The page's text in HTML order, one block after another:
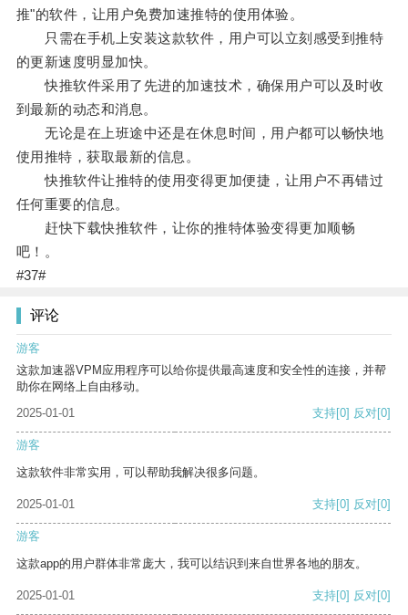
推"的软件，让用户免费加速推特的使用体验。
只需在手机上安装这款软件，用户可以立刻感受到推特
的更新速度明显加快。
快推软件采用了先进的加速技术，确保用户可以及时收
到最新的动态和消息。
无论是在上班途中还是在休息时间，用户都可以畅快地
使用推特，获取最新的信息。
快推软件让推特的使用变得更加便捷，让用户不再错过
任何重要的信息。
赶快下载快推软件，让你的推特体验变得更加顺畅
吧！。
#37#
评论
游客
这款加速器VPM应用程序可以给你提供最高速度和安全性的连接，并帮
助你在网络上自由移动。
2025-01-01
支持[0] 反对[0]
游客
这款软件非常实用，可以帮助我解决很多问题。
2025-01-01 支持[0] 反对[0]
游客
这款app的用户群体非常庞大，我可以结识到来自世界各地的朋友。
2025-01-01 支持[0] 反对[0]